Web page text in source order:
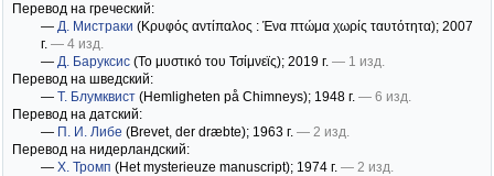
Перевод на греческий:
— Д. Мистраки (Κρυφός αντίπαλος : Ένα πτώμα χωρίς ταυτότητα); 2007
г. — 4 изд.
— Д. Баруксис (Το μυστικό του Τσίμνεϊς); 2019 г. — 1 изд.
Перевод на шведский:
— Т. Блумквист (Hemligheten på Chimneys); 1948 г. — 6 изд.
Перевод на датский:
— П. И. Либе (Brevet, der dræbte); 1963 г. — 2 изд.
Перевод на нидерландский:
— Х. Тромп (Het mysterieuze manuscript); 1974 г. — 2 изд.